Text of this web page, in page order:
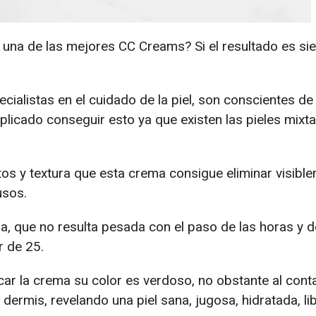
de las mejores CC Creams? Si el resultado es
en el cuidado de la piel, son conscientes de
conseguir esto ya que existen las pieles
y textura que esta crema consigue eliminar
que no resulta pesada con el paso de las horas y
de 25.
la crema su color es verdoso, no obstante al
revelando una piel sana, jugosa, hidratada,